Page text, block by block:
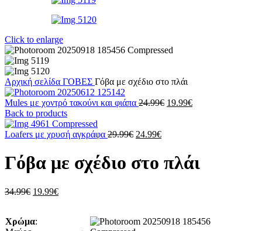
Click to enlarge
Αρχική σελίδα ΓΟΒΕΣ Γόβα με σχέδιο στο πλάι
Mules με χοντρό τακούνι και φιάπα 24.99€ Original
19.99€Η
Back to products
Loafers με χρυσή αγκράφα 29.99€ Original
29.99€.
24.99€Η
τιμή
είναι:
Γόβα με σχέδιο στο πλάι
34.99€ Original
34.99€.
19.99€Η
Χρώμα: